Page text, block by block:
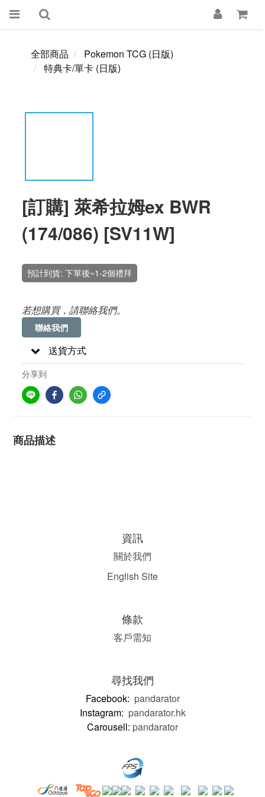
全部商品
Pokemon TCG (日版)
特典卡/單卡 (日版)
[訂購] 萊希拉姆ex BWR
(174/086) [SV11W]
預計到貨: 下單後~1-2個禮拜
若想購買，請聯絡我們。
聯絡我們
送貨方式
分享到
商品描述
資訊
關於我們
English Site
條款
客戶需知
尋找我們
Facebook: pandarator
Instagram: pandarator.hk
Carousell: pandarator